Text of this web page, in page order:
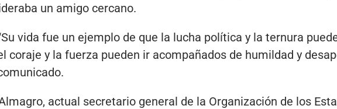
un amigo cercano.
vida fue un ejemplo de que la lucha política y la ternura
coraje y la fuerza pueden ir acompañados de humildad y
actual secretario general de la Organización de los